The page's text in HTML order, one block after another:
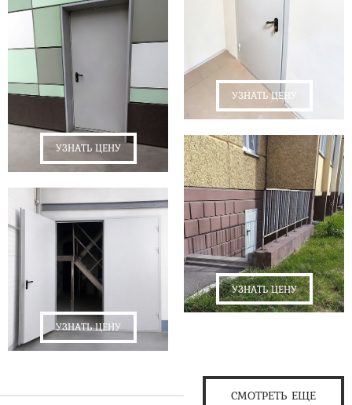
УЗНАТЬ ЦЕНУ
УЗНАТЬ ЦЕНУ
УЗНАТЬ ЦЕНУ
УЗНАТЬ ЦЕНУ
СМОТРЕТЬ ЕЩЕ